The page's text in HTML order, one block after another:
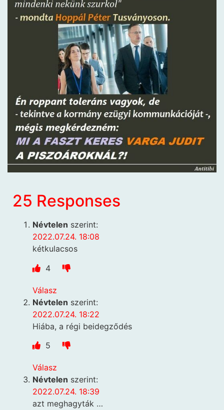
25 Responses
Névtelen szerint:
2022.07.24. 18:08
kétkulacsos
4
Válasz
Névtelen szerint:
2022.07.24. 18:22
Hiába, a régi beidegződés
5
Válasz
Névtelen szerint:
2022.07.24. 18:39
azt meghagyták …